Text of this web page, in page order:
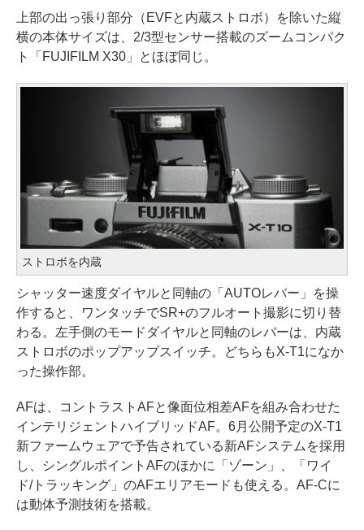
上部の出っ張り部分（EVFと内蔵ストロボ）を除いた縦
横の本体サイズは、2/3型センサー搭載のズームコンパク
ト「FUJIFILM X30」とほぼ同じ。
ストロボを内蔵
シャッター速度ダイヤルと同軸の「AUTOレバー」を操
作すると、ワンタッチでSR+のフルオート撮影に切り替
わる。左手側のモードダイヤルと同軸のレバーは、内蔵
ストロボのポップアップスイッチ。どちらもX-T1になか
った操作部。
AFは、コントラストAFと像面位相差AFを組み合わせた
インテリジェントハイブリッドAF。6月公開予定のX-T1
新ファームウェアで予告されている新AFシステムを採用
し、シングルポイントAFのほかに「ゾーン」、「ワイ
ド/トラッキング」のAFエリアモードも使える。AF-Cに
は動体予測技術を搭載。